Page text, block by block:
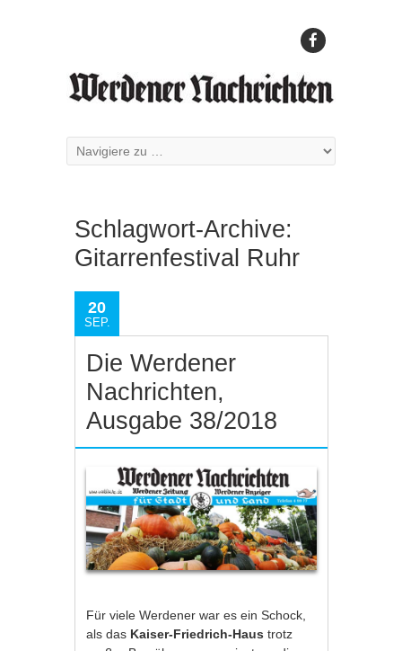
Schlagwort-Archive:
Gitarrenfestival Ruhr
20
SEP.
Die Werdener
Nachrichten,
Ausgabe 38/2018
Für viele Werdener war es ein Schock,
als das Kaiser-Friedrich-Haus trotz